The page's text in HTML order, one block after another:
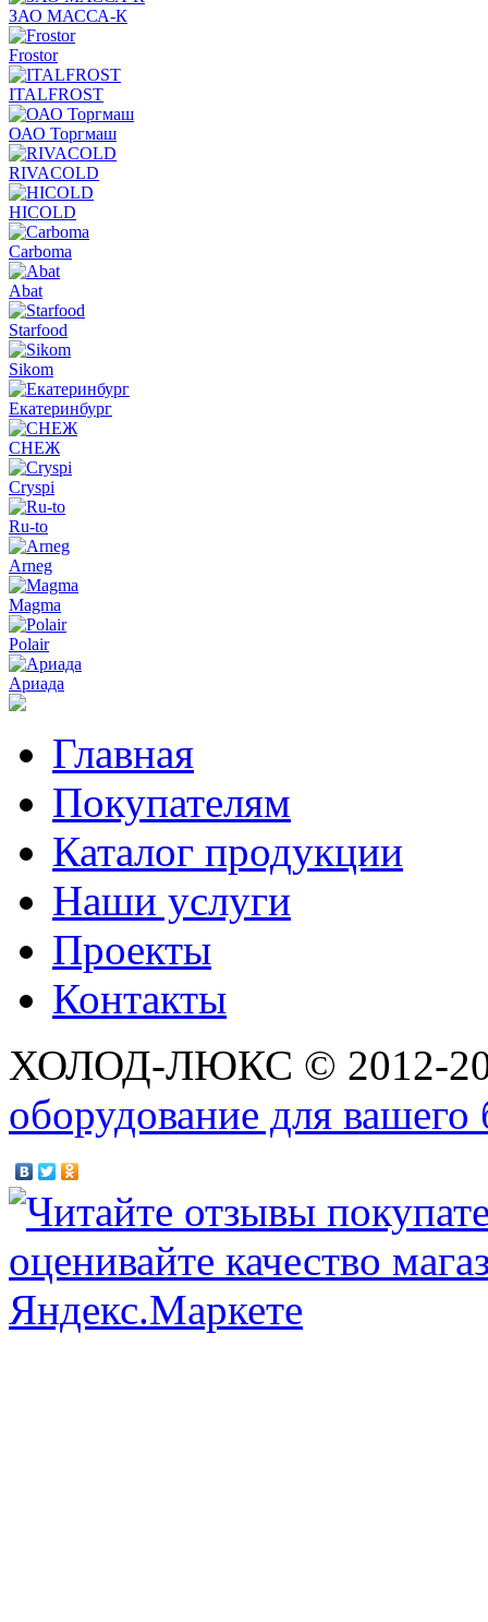
ЗАО МАССА-К
Frostor
ITALFROST
ОАО Торгмаш
RIVACOLD
HICOLD
Carboma
Abat
Starfood
Sikom
Екатеринбург
СНЕЖ
Cryspi
Ru-to
Arneg
Magma
Polair
Ариада
Главная
Покупателям
Каталог продукции
Наши услуги
Проекты
Контакты
ХОЛОД-ЛЮКС © 2012-
оборудование для вашего